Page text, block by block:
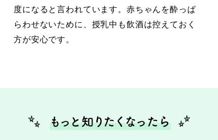
度になると言われています。赤ちゃんを酔っぱ
らわせないために、授乳中も飲酒は控えておく
方が安心です。